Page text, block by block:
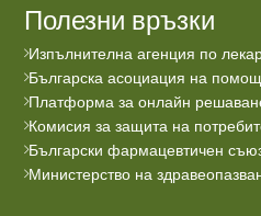
след
Полезни връзки
Изпълнителна агенция по
Българска асоциация на
Платформа за онлайн
Комисия за защита на
Български фармацевтичен
Министерство на